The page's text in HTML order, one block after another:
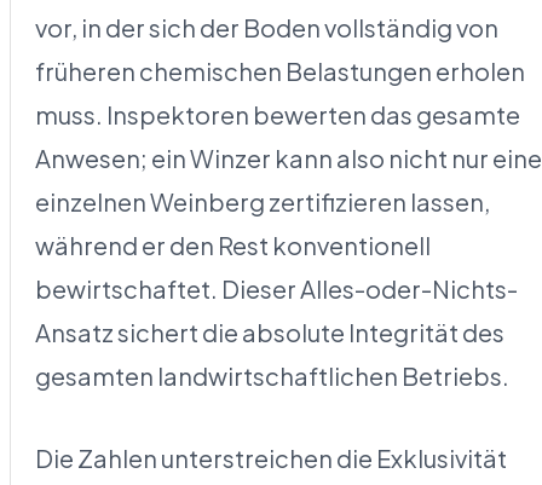
vor, in der sich der Boden vollständig von
früheren chemischen Belastungen erholen
muss. Inspektoren bewerten das gesamte
Anwesen; ein Winzer kann also nicht nur
einzelnen Weinberg zertifizieren lassen,
während er den Rest konventionell
bewirtschaftet. Dieser Alles-oder-Nichts-
Ansatz sichert die absolute Integrität des
gesamten landwirtschaftlichen Betriebs.
Die Zahlen unterstreichen die Exklusivität